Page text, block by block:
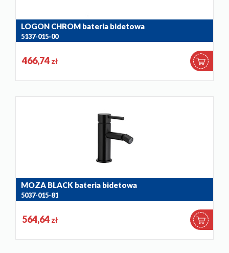
LOGON CHROM bateria bidetowa
5137-015-00
466,74 zł
MOZA BLACK bateria bidetowa
5037-015-81
564,64 zł